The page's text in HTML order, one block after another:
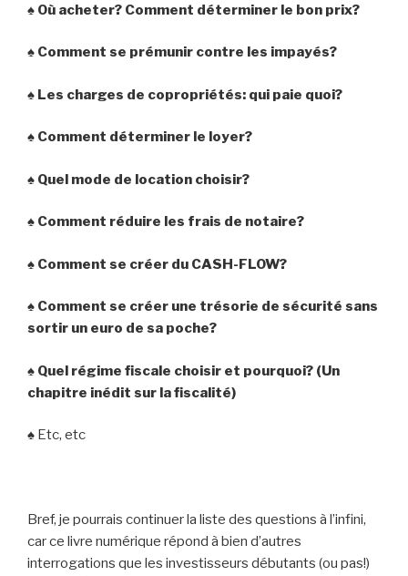
♠ Où acheter? Comment déterminer le bon prix?
♠ Comment se prémunir contre les impayés?
♠ Les charges de copropriétés: qui paie quoi?
♠ Comment déterminer le loyer?
♠ Quel mode de location choisir?
♠ Comment réduire les frais de notaire?
♠ Comment se créer du CASH-FLOW?
♠ Comment se créer une trésorie de sécurité sans
sortir un euro de sa poche?
♠ Quel régime fiscale choisir et pourquoi? (Un
chapitre inédit sur la fiscalité)
♠ Etc, etc
Bref, je pourrais continuer la liste des questions à l’infini,
car ce livre numérique répond à bien d’autres
interrogations que les investisseurs débutants (ou pas!)